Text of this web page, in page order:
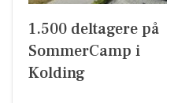
1.500 deltagere på
SommerCamp i
Kolding